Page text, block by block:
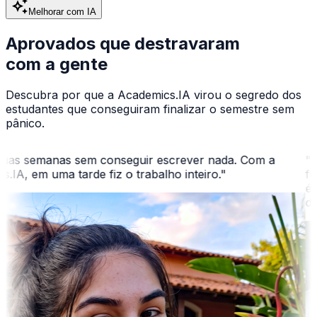
auto_awesomeMelhorar com IA
Aprovados que destravaram
com a gente
Descubra por que a Academics.IA virou o segredo dos
estudantes que conseguiram finalizar o semestre sem
pânico.
semanas sem conseguir escrever nada. Com a
em uma tarde fiz o trabalho inteiro."
é